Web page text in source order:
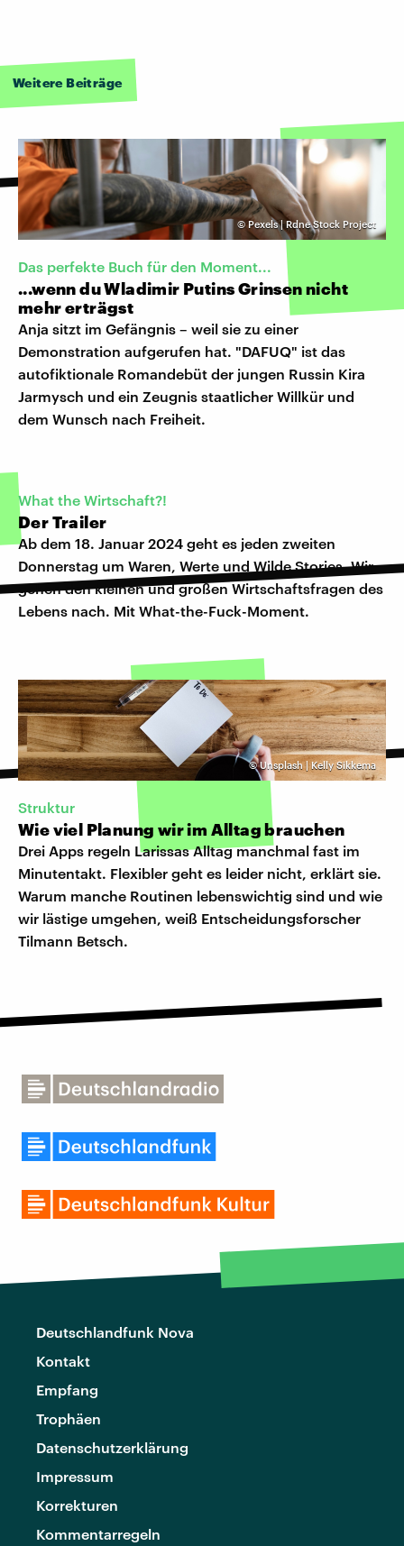
Weitere Beiträge
©Pexels | Rdne Stock Project
Das perfekte Buch für den Moment...
...wenn du Wladimir Putins Grinsen nicht
mehr erträgst
Anja sitzt im Gefängnis – weil sie zu einer
Demonstration aufgerufen hat. "DAFUQ" ist das
autofiktionale Romandebüt der jungen Russin Kira
Jarmysch und ein Zeugnis staatlicher Willkür und
dem Wunsch nach Freiheit.
What the Wirtschaft?!
Der Trailer
Ab dem 18. Januar 2024 geht es jeden zweiten
Donnerstag um Waren, Werte und Wilde Stories. Wir
gehen den kleinen und großen Wirtschaftsfragen des
Lebens nach. Mit What-the-Fuck-Moment.
©Unsplash | Kelly Sikkema
Struktur
Wie viel Planung wir im Alltag brauchen
Drei Apps regeln Larissas Alltag manchmal fast im
Minutentakt. Flexibler geht es leider nicht, erklärt sie.
Warum manche Routinen lebenswichtig sind und wie
wir lästige umgehen, weiß Entscheidungsforscher
Tilmann Betsch.
Deutschlandfunk Nova
Kontakt
Empfang
Trophäen
Datenschutzerklärung
Impressum
Korrekturen
Kommentarregeln